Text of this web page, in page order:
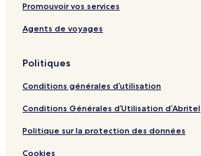
Promouvoir vos services
Agents de voyages
Politiques
Conditions générales d’utilisation
Conditions Générales d’Utilisation d’Abritel
Politique sur la protection des données
Cookies